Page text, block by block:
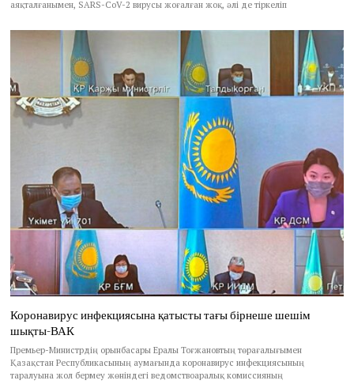
аяқталғанымен, SARS-CoV-2 вирусы жоғалған жоқ, әлі де тіркеліп
Коронавирус инфекциясына қатысты тағы бірнеше шешім
шықты-ВАК
Премьер-Министрдің орынбасары Ералы Тоғжановтың төрағалығымен
Қазақстан Республикасының аумағында коронавирус инфекциясының
таралуына жол бермеу жөніндегі ведомствоаралық комиссияның